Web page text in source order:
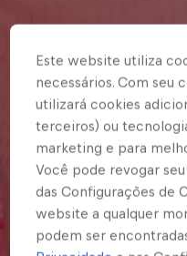
Este website utiliza
necessários. Com seu
utilizará cookies
terceiros) ou
marketing e para
Você pode revogar
das Configurações de
website a qualquer
podem ser